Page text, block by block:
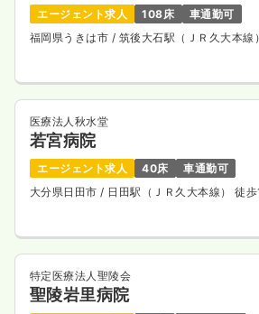
エージェント求人 108床
車通勤可
福岡県うきは市 / 筑後大石駅（ＪＲ久大本線
医療法人秋水堂
若宮病院
エージェント求人 40床
車通勤可
大分県日田市 / 日田駅（ＪＲ久大本線） 徒
特定医療法人聖陵会
聖陵岩里病院